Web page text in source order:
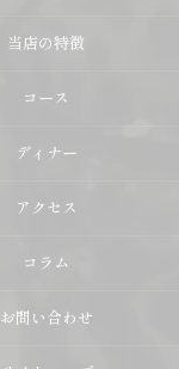
当店の特徴
コース
ディナー
アクセス
コラム
お問い合わせ